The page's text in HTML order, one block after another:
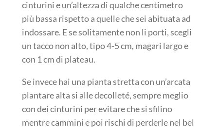
cinturini e un’altezza di qualche centimetro
più bassa rispetto a quelle che sei abituata ad
indossare. E se solitamente non li porti, scegli
un tacco non alto, tipo 4-5 cm, magari largo e
con 1 cm di plateau.
Se invece hai una pianta stretta con un’arcata
plantare alta si alle decolleté, sempre meglio
con dei cinturini per evitare che si sfilino
mentre cammini e poi rischi di perderle nel bel